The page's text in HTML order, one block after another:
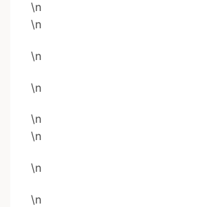
\n
\n
\n
\n
\n
\n
\n
\n